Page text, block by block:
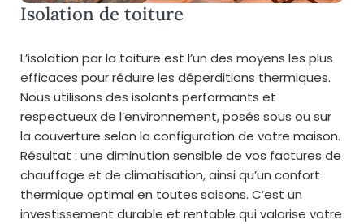
Isolation de toiture
L’isolation par la toiture est l’un des moyens les plus
efficaces pour réduire les déperditions thermiques.
Nous utilisons des isolants performants et
respectueux de l’environnement, posés sous ou sur
la couverture selon la configuration de votre maison.
Résultat : une diminution sensible de vos factures de
chauffage et de climatisation, ainsi qu’un confort
thermique optimal en toutes saisons. C’est un
investissement durable et rentable qui valorise votre